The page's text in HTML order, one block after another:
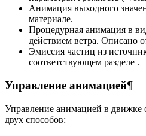
Анимация выходного
материале.
Процедурная анимация в
действием ветра. Описано
Эмиссия частиц из
соответствующем разделе .
Управление анимацией¶
Управление анимацией в движке
двух способов: